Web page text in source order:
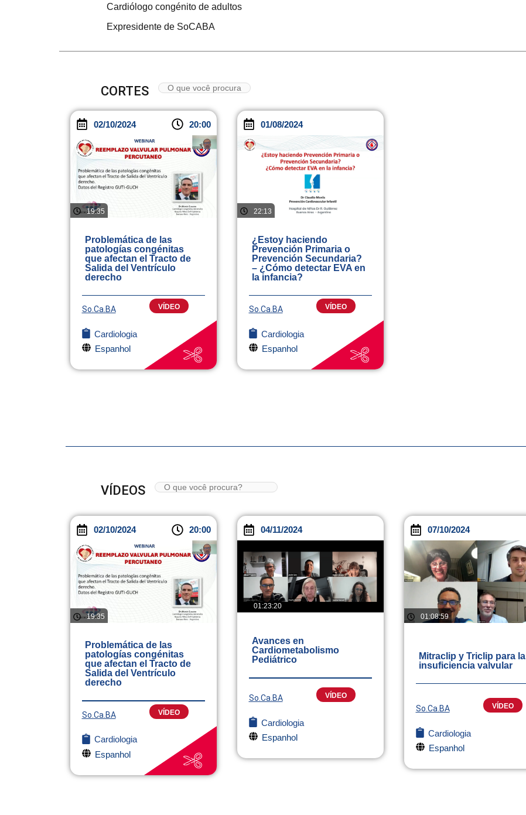
Cardiólogo congénito de adultos
Expresidente de SoCABA
CORTES
02/10/2024 20:00
19:35
Problemática de las
patologías congénitas
que afectan el Tracto de
Salida del Ventrículo
derecho
So.Ca.BA VÍDEO
Cardiologia
Espanhol
01/08/2024
22:13
¿Estoy haciendo
Prevención Primaria o
Prevención Secundaria?
– ¿Cómo detectar EVA en
la infancia?
So.Ca.BA VÍDEO
Cardiologia
Espanhol
VÍDEOS
02/10/2024 20:00
19:35
Problemática de las
patologías congénitas
que afectan el Tracto de
Salida del Ventrículo
derecho
So.Ca.BA VÍDEO
Cardiologia
Espanhol
04/11/2024
01:23:20
Avances en
Cardiometabolismo
Pediátrico
So.Ca.BA VÍDEO
Cardiologia
Espanhol
07/10/2024
01:08:59
Mitraclip y Triclip para la
insuficiencia valvular
So.Ca.BA VÍDEO
Cardiologia
Espanhol